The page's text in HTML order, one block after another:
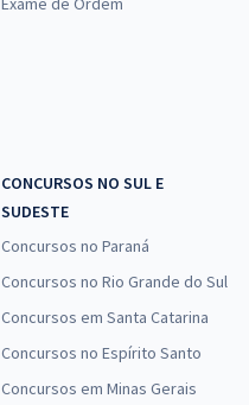
CONCURSOS NO SUL E
SUDESTE
Concursos no Paraná
Concursos no Rio Grande do Sul
Concursos em Santa Catarina
Concursos no Espírito Santo
Concursos em Minas Gerais